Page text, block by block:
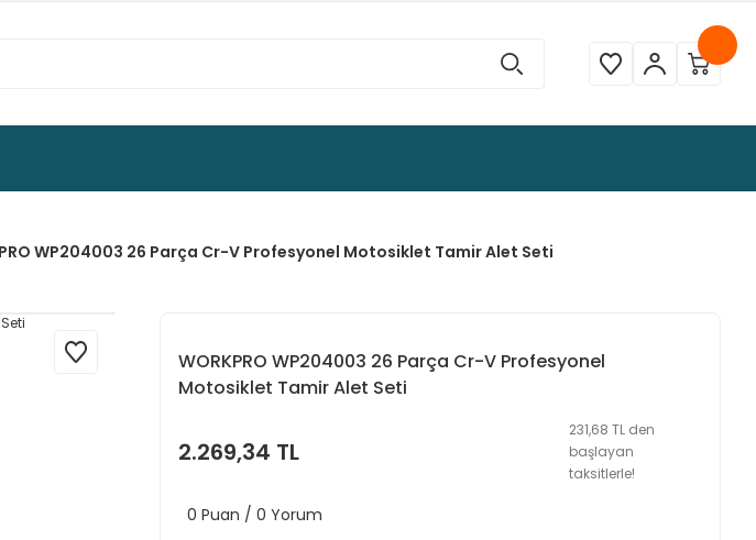
WP204003 26 Parça Cr-V Profesyonel Motosiklet Tamir Alet Seti
WORKPRO WP204003 26 Parça Cr-V Profesyonel
Motosiklet Tamir Alet Seti
2.269,34 TL
231,68 TL den
başlayan
taksitlerle!
0 Puan / 0 Yorum